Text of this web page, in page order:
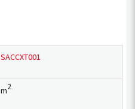
SACCXT001
m2